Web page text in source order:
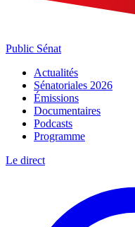
Public Sénat
Actualités
Sénatoriales 2026
Émissions
Documentaires
Podcasts
Programme
Le direct